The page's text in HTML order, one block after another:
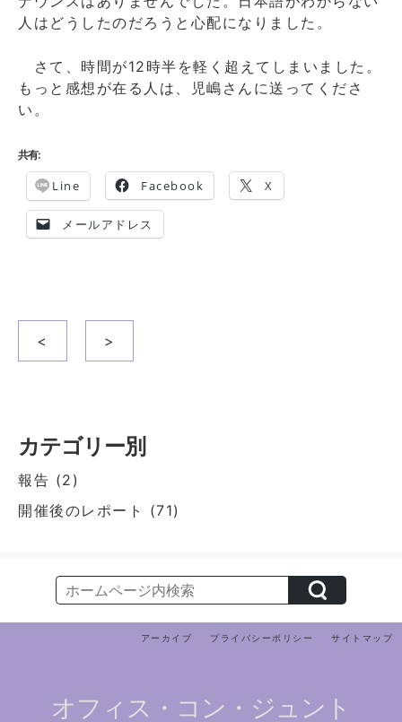
人はどうしたのだろうと心配になりました。
さて、時間が12時半を軽く超えてしまいました。
もっと感想が在る人は、児嶋さんに送ってくださ
い。
共有:
Line Facebook X
メールアドレス
稿
ョ
< >
カテゴリー別
報告 (2)
開催後のレポート
(71)
アーカイブ プライバシーポリシー サイトマップ
オフィス・コン・ジュント